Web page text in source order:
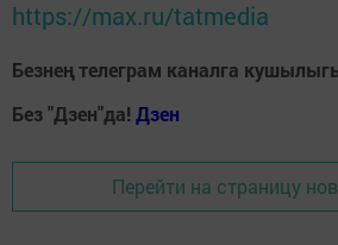
https://max.ru/tatmedia
Безнең телеграм каналга
Без "Дзен"да! Дзен
Перейти на страницу